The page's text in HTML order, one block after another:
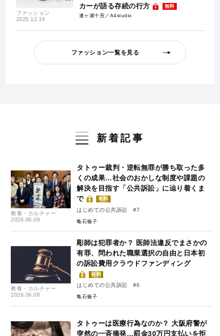
ファッション
2025.12.14
カーが語る存続の行方
無料
逢ヶ瀬十吾／A4studio
ファッション一覧を見る
新着記事
教養・カルチャー
2026.06.09
タトゥー裁判・逆転無罪が勝ち取った多
くの成果…社会のおかしな制度や課題の
解決を目指す「公共訴訟」に辿り着くま
で
有料
はじめての公共訴訟 #7
亀石倫子
教養・カルチャー
2026.06.08
彫師は犯罪者か？ 医師法違反でまさかの
有罪、問われた職業選択の自由と日本初
の訴訟費用クラウドファンディング
有料
はじめての公共訴訟 #6
亀石倫子
タトゥーは医療行為なのか？ 大阪府警が
突然の一斉摘発…罰金30万円支払いを拒